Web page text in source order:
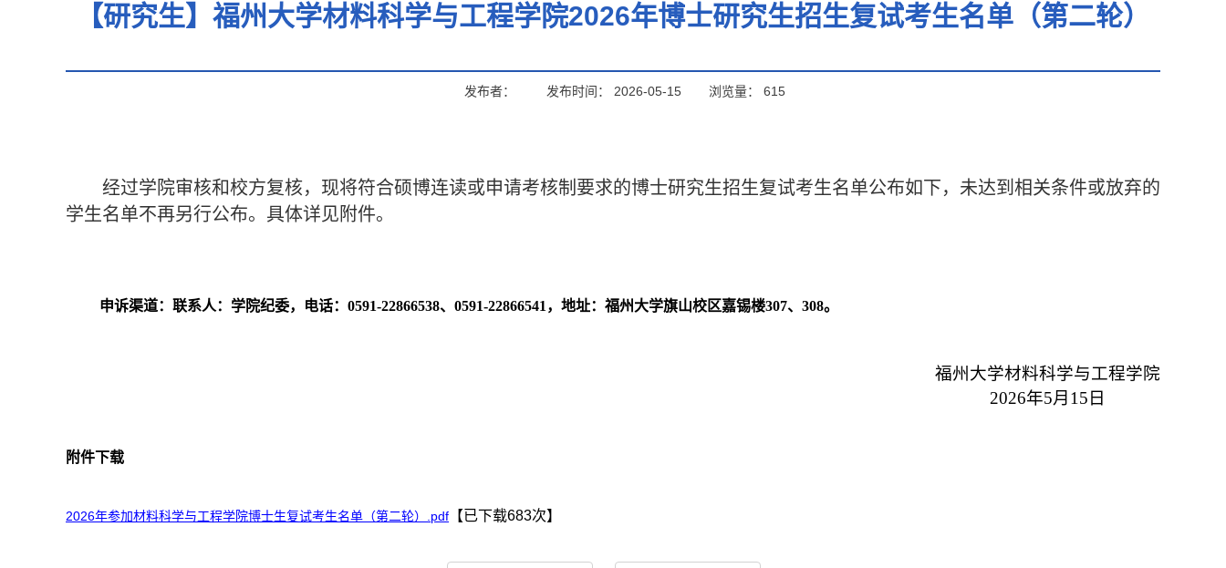
【研究生】福州大学材料科学与工程学院2026年博士研究生招生复试考生名单（第二轮）
发布者： 发布时间： 2026-05-15 浏览量： 615
经过学院审核和校方复核， 现将符合硕博连读或申请考核制 要求的博士研究生招生复试考生名单公布如下，未达到 相关条件或放弃的
学生名单不再另行公布。 具体详见附件。
申诉渠道：联系人：学院纪委，电话：0591-22866538、0591-22866541，地址：福州大学旗山校区嘉锡楼307、308。
福州大学材料科学与工程学院
2026年5月 15 日
附件下载
2026年参加材料科学与工程学院博士生复试考生名单（第二轮）.pdf 【已下载683次】